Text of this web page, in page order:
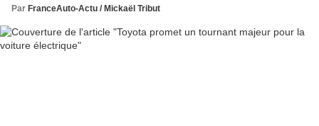
Par FranceAuto-Actu / Mickaël Tribut